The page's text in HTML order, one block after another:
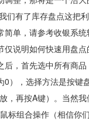
们有了库存盘点这把
简单，请参考收银系
说明如何快速用盘点
后，首先选中所有商
0），选择方法是按键
，再按A键）。当然
标组合操作（相信你